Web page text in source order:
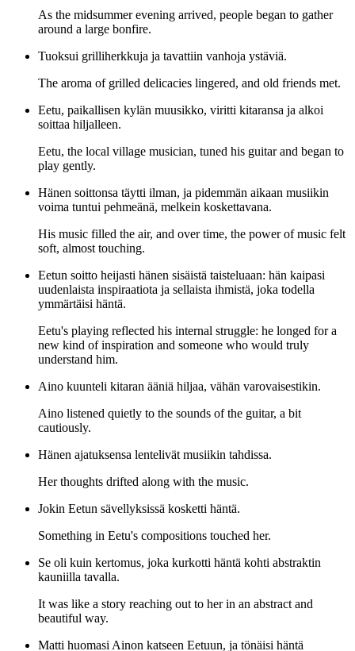
As the midsummer evening arrived, people began to gather
around a large bonfire.
Tuoksui grilliherkkuja ja tavattiin vanhoja ystäviä.
The aroma of grilled delicacies lingered, and old friends met.
Eetu, paikallisen kylän muusikko, viritti kitaransa ja alkoi
soittaa hiljalleen.
Eetu, the local village musician, tuned his guitar and began to
play gently.
Hänen soittonsa täytti ilman, ja pidemmän aikaan musiikin
voima tuntui pehmeänä, melkein koskettavana.
His music filled the air, and over time, the power of music felt
soft, almost touching.
Eetun soitto heijasti hänen sisäistä taisteluaan: hän kaipasi
uudenlaista inspiraatiota ja sellaista ihmistä, joka todella
ymmärtäisi häntä.
Eetu's playing reflected his internal struggle: he longed for a
new kind of inspiration and someone who would truly
understand him.
Aino kuunteli kitaran ääniä hiljaa, vähän varovaisestikin.
Aino listened quietly to the sounds of the guitar, a bit
cautiously.
Hänen ajatuksensa lentelivät musiikin tahdissa.
Her thoughts drifted along with the music.
Jokin Eetun sävellyksissä kosketti häntä.
Something in Eetu's compositions touched her.
Se oli kuin kertomus, joka kurkotti häntä kohti abstraktin
kauniilla tavalla.
It was like a story reaching out to her in an abstract and
beautiful way.
Matti huomasi Ainon katseen Eetuun, ja tönäisi häntä